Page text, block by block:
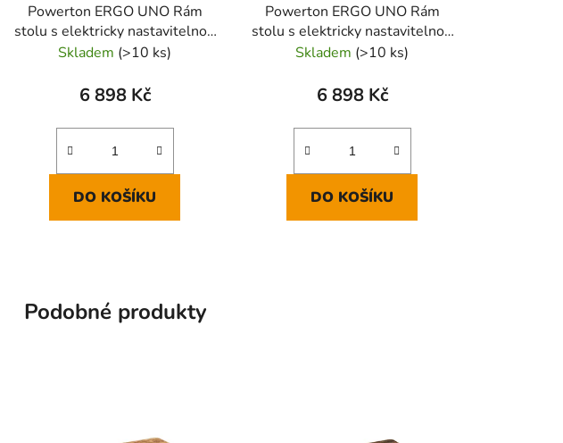
Powerton ERGO UNO Rám
stolu s elektricky nastavitelnou
výškou 100 kg nosnost, černý
Skladem (>10 ks)
6 898 Kč
DO KOŠÍKU
Powerton ERGO UNO Rám
stolu s elektricky nastavitelnou
výškou 100 kg nosnost, šedý
Skladem (>10 ks)
6 898 Kč
DO KOŠÍKU
Podobné produkty